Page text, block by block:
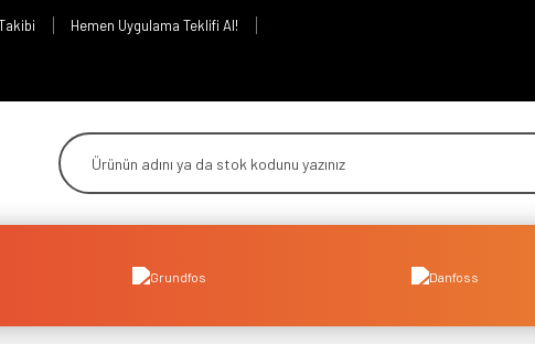
Hemen Uygulama Teklifi Al!